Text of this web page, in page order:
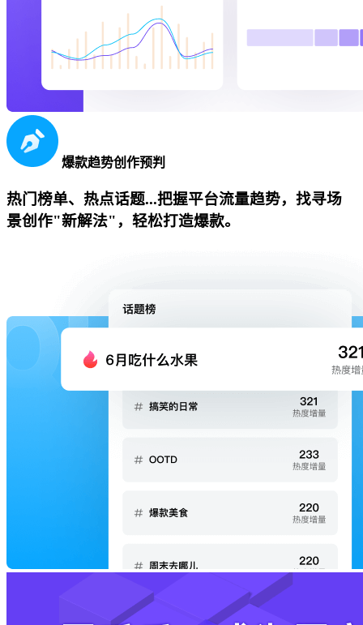
爆款趋势创作预判
热门榜单、热点话题...把握平台流量趋势，找寻场
景创作"新解法"，轻松打造爆款。